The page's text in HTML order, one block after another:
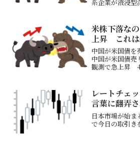
系企業が液浸型
が、関係者2人
ダのASML、米
米株下落な
上昇 これ
中国が米国債を
中国が米国債
観測で急上昇
たいと思って
兆ドルが満期を
レートチェ
言葉に翻弄
日本市場が始
で今日の取引き